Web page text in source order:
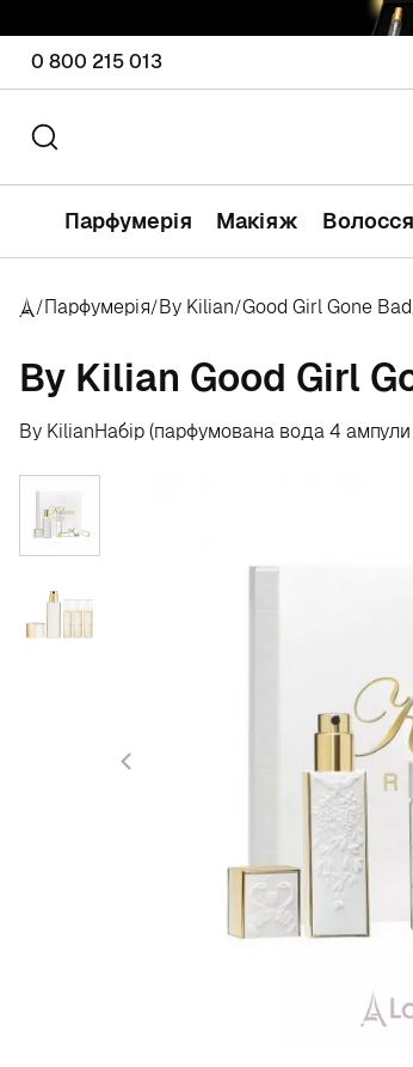
0 800 215 013
Парфумерія Макіяж Волосся
/Парфумерія/By Kilian/Good Girl Gone Bad
By Kilian Good Girl
By KilianНабір (парфумована вода 4